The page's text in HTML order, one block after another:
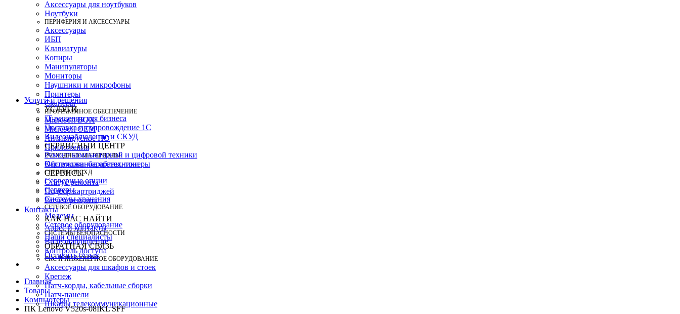
Аксессуары для ноутбуков
Ноутбуки
ПЕРИФЕРИЯ И АКСЕССУАРЫ
Аксессуары
ИБП
Клавиатуры
Копиры
Манипуляторы
Мониторы
Наушники и микрофоны
Принтеры
Сканеры
ПРОГРАММНОЕ ОБЕСПЕЧЕНИЕ
Microsoft BOX
Microsoft OEM
Антивирусное ПО
Приложения
РАСХОДНЫЕ МАТЕРИАЛЫ
Картриджи, барабаны, тонеры
СЕРВЕРЫ И СХД
Серверные опции
Серверы
Системы хранения
СЕТЕВОЕ ОБОРУДОВАНИЕ
Модемы
Сетевое оборудование
СИСТЕМЫ БЕЗОПАСНОСТИ
Видеонаблюдение
Контроль доступа
СКС И ИНЖЕНЕРНОЕ ОБОРУДОВАНИЕ
Аксессуары для шкафов и стоек
Крепеж
Патч-корды, кабельные сборки
Патч-панели
Шкафы телекоммуникационные
Услуги и решения
УСЛУГИ
IT-решения для бизнеса
Поставка и сопровождение 1C
Видеонаблюдение и СКУД
СЕРВИСНЫЙ ЦЕНТР
Ремонт компьютерной и цифровой техники
Обслуживание оргтехники
СЕРВИСЫ
Статус ремонта
Подбор картриджей
Расчет ремонта
Контакты
КАК НАС НАЙТИ
Адрес и контакты
Наши специалисты
ОБРАТНАЯ СВЯЗЬ
Оставить отзыв
Главная
Товары
Компьютеры
ПК Lenovo V520s-08IKL SFF